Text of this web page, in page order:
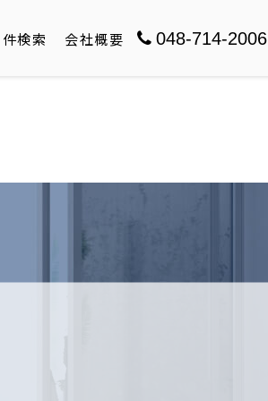
検索 会社概要 048-714-2006